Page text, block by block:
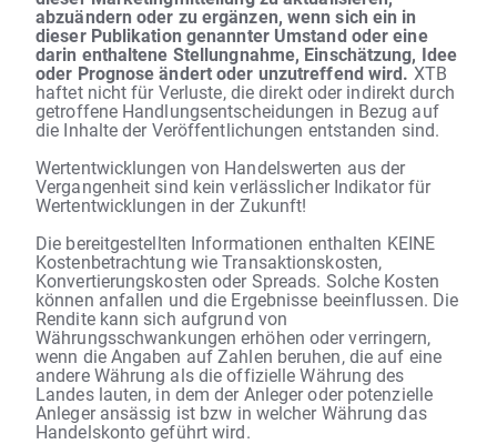
abzuändern oder zu ergänzen, wenn sich ein in
dieser Publikation genannter Umstand oder eine
darin enthaltene Stellungnahme, Einschätzung, Idee
oder Prognose ändert oder unzutreffend wird. XTB
haftet nicht für Verluste, die direkt oder indirekt durch
getroffene Handlungsentscheidungen in Bezug auf
die Inhalte der Veröffentlichungen entstanden sind.
Wertentwicklungen von Handelswerten aus der
Vergangenheit sind kein verlässlicher Indikator für
Wertentwicklungen in der Zukunft!
Die bereitgestellten Informationen enthalten KEINE
Kostenbetrachtung wie Transaktionskosten,
Konvertierungskosten oder Spreads. Solche Kosten
können anfallen und die Ergebnisse beeinflussen. Die
Rendite kann sich aufgrund von
Währungsschwankungen erhöhen oder verringern,
wenn die Angaben auf Zahlen beruhen, die auf eine
andere Währung als die offizielle Währung des
Landes lauten, in dem der Anleger oder potenzielle
Anleger ansässig ist bzw in welcher Währung das
Handelskonto geführt wird.